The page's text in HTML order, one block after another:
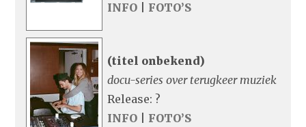
INFO
FOTO’S
(titel onbekend)
docu-series over terugkeer muziek
Release: ?
INFO
FOTO’S